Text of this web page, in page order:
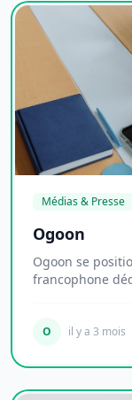
Médias & Presse
Ogoon
Ogoon se
francophone
O il y a 3 mois